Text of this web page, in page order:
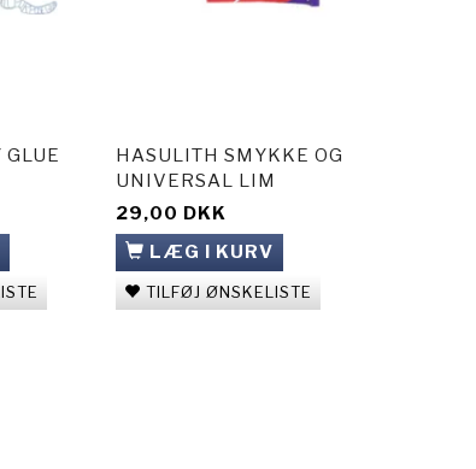
GLUE
HASULITH SMYKKE OG
UNIVERSAL LIM
29,00 DKK
LÆG I KURV
TILFØJ ØNSKELISTE